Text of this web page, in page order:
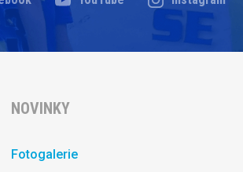
NOVINKY
Fotogalerie